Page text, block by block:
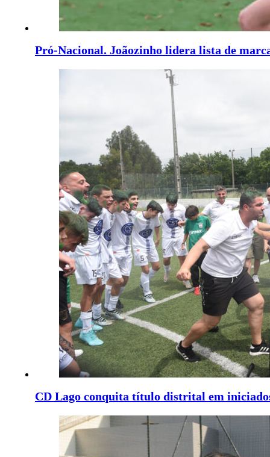
Pró-Nacional. Joãozinho lidera lista de
CD Lago conquita título distrital em